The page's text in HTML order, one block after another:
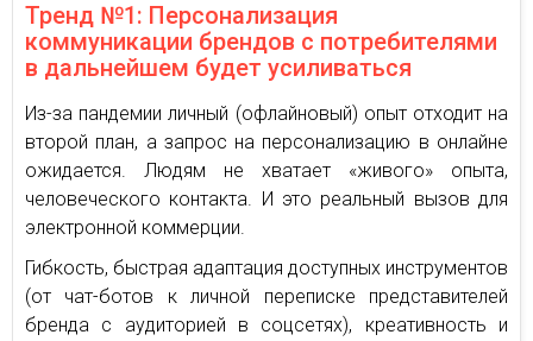
Тренд №1: Персонализация
коммуникации брендов с потребителями
в дальнейшем будет усиливаться
Из-за пандемии личный (офлайновый) опыт отходит на
второй план, а запрос на персонализацию в онлайне
ожидается. Людям не хватает «живого» опыта,
человеческого контакта. И это реальный вызов для
электронной коммерции.
Гибкость, быстрая адаптация доступных инструментов
(от чат-ботов к личной переписке представителей
бренда с аудиторией в соцсетях), креативность и